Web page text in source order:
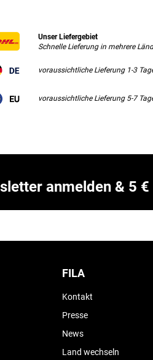
Unser Liefergebiet
Schnelle Lieferung in mehrere
voraussichtliche Lieferung 1-3
voraussichtliche Lieferung 5-7
anmelden & 5
FILA
Kontakt
Presse
News
Land wechseln